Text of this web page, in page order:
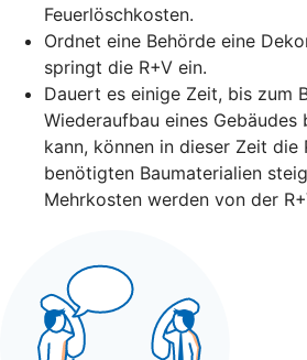
Feuerlöschkosten.
Ordnet eine Behörde eine
springt die R+V ein.
Dauert es einige Zeit, bis zum
Wiederaufbau eines Gebäudes
kann, können in dieser Zeit die
benötigten Baumaterialien
Mehrkosten werden von der